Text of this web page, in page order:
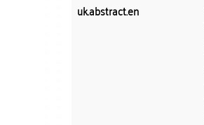
uk.abstract.en